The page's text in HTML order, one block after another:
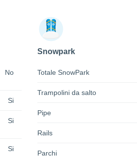
No
Si
Si
Si
Snowpark
Totale SnowPark
Trampolini da salto
Pipe
Rails
Parchi